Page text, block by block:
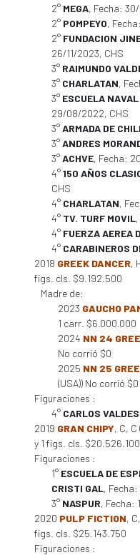
2° MEGA, Fecha:
2° POMPEYO,
2° FUNDACION
26/11/2023, CHS
3° RAIMUNDO
3° CHARLATAN,
3° ESCUELA
29/08/2022, CHS
3°ARMADA DE
3°ANDRES
3°ACHVE, Fecha:
4°150 AÑOS
CHS
4° CHARLATAN,
4° TV. TURF MOVIL
4° FUERZA AEREA
4° CARABINEROS
2018 GREEK DANCER,
figs. cls. $9.192.500
Madre de:
2023 GAUCHO
1 carr. $6.000.000
2024 NN 24
No corrió $0
2025 NN 25
(USA)) No corrió $0
Figuraciones :
4° CARLOS
2019 GRAN CHIPY, C, C
y 1 figs. cls. $20.526.100
Figuraciones :
1° ESCUELA DE
CRISTI GAL,
3° NASPUR, Fecha:
2020 PULP FICTION,
figs. cls. $25.143.750
Figuraciones :